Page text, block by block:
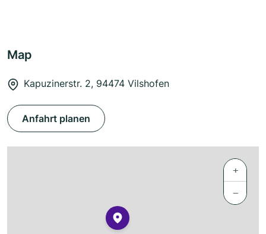
Map
Kapuzinerstr. 2, 94474 Vilshofen
Anfahrt planen
+
−